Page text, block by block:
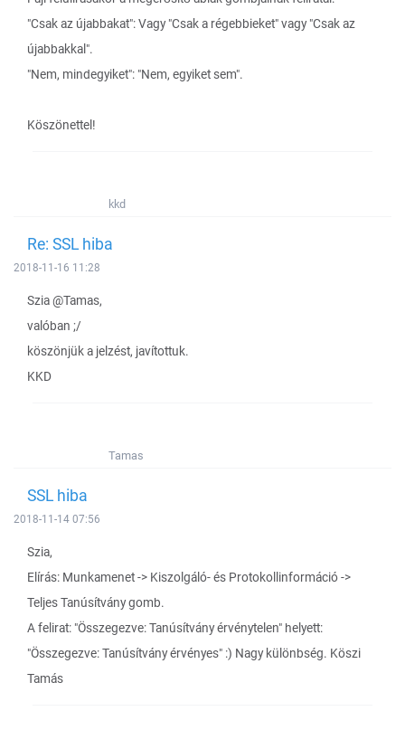
"Csak az újabbakat": Vagy "Csak a régebbieket" vagy "Csak az
újabbakkal".
"Nem, mindegyiket": "Nem, egyiket sem".
Köszönettel!
kkd
Re: SSL hiba
2018-11-16 11:28
Szia @Tamas,
valóban ;/
köszönjük a jelzést, javítottuk.
KKD
Tamas
SSL hiba
2018-11-14 07:56
Szia,
Elírás: Munkamenet -> Kiszolgáló- és Protokollinformáció ->
Teljes Tanúsítvány gomb.
A felirat: "Összegezve: Tanúsítvány érvénytelen" helyett:
"Összegezve: Tanúsítvány érvényes" :) Nagy különbség. Köszi
Tamás